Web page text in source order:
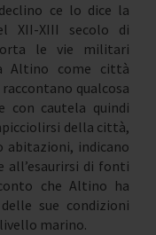
ce lo dice la
XII-XIII secolo di
le vie militari
Altino come città
qualcosa
con cautela quindi
della città,
abitazioni, indicano
all’esaurirsi di fonti
che Altino ha
sue condizioni
marino.